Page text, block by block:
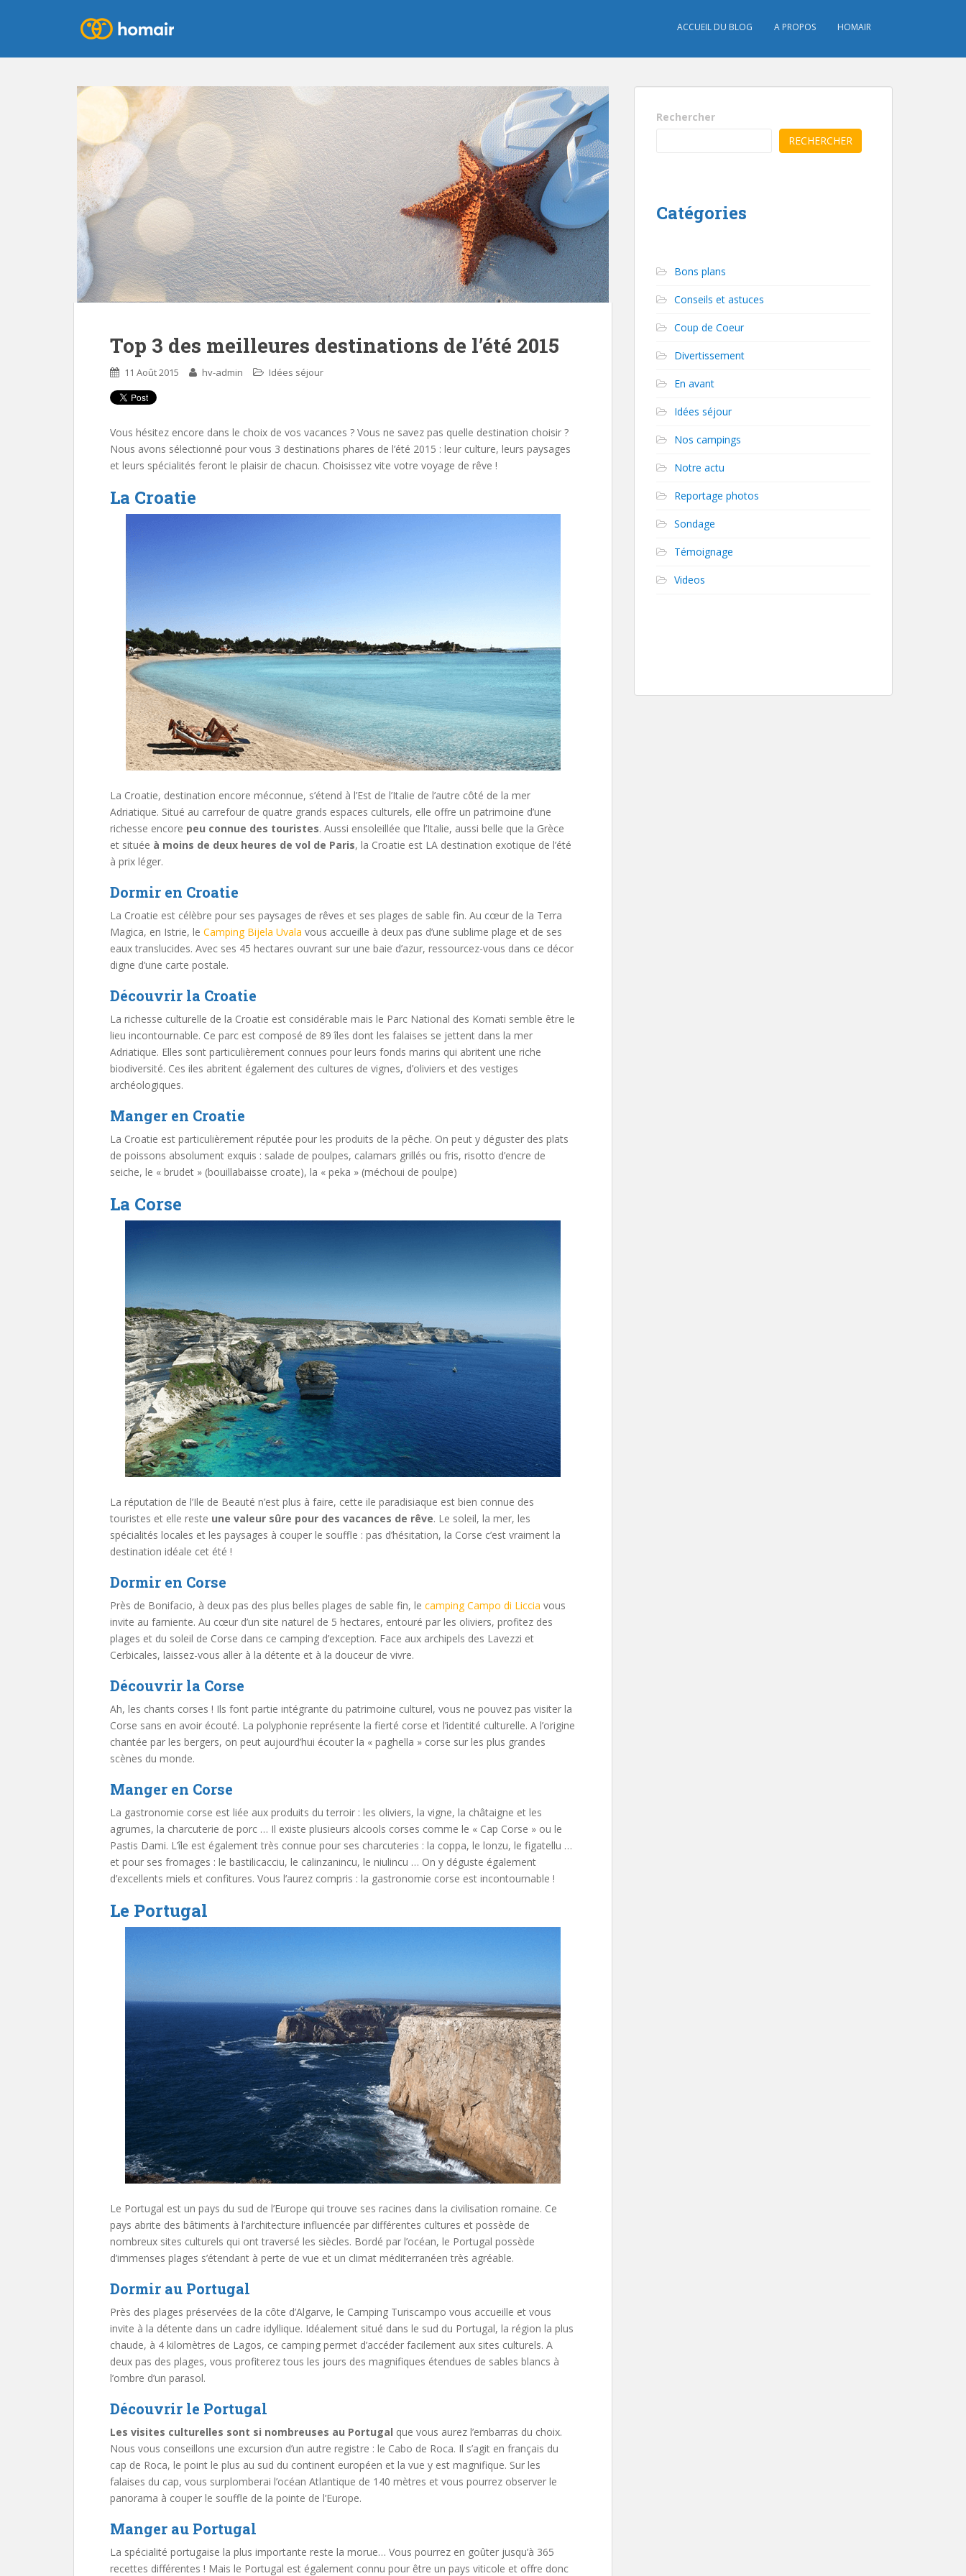
ACCUEIL DU BLOG A PROPOS HOMAIR
Top 3 des meilleures destinations de l’été 2015
11 Août 2015 hv-admin Idées séjour
Vous hésitez encore dans le choix de vos vacances ? Vous ne savez pas quelle destination choisir ?
Nous avons sélectionné pour vous 3 destinations phares de l’été 2015 : leur culture, leurs paysages
et leurs spécialités feront le plaisir de chacun. Choisissez vite votre voyage de rêve !
La Croatie
La Croatie, destination encore méconnue, s’étend à l’Est de l’Italie de l’autre côté de la mer
Adriatique. Situé au carrefour de quatre grands espaces culturels, elle offre un patrimoine d’une
richesse encore peu connue des touristes. Aussi ensoleillée que l’Italie, aussi belle que la Grèce
et située à moins de deux heures de vol de Paris, la Croatie est LA destination exotique de l’été
à prix léger.
Dormir en Croatie
La Croatie est célèbre pour ses paysages de rêves et ses plages de sable fin. Au cœur de la Terra
Magica, en Istrie, le Camping Bijela Uvala vous accueille à deux pas d’une sublime plage et de ses
eaux translucides. Avec ses 45 hectares ouvrant sur une baie d’azur, ressourcez-vous dans ce décor
digne d’une carte postale.
Découvrir la Croatie
La richesse culturelle de la Croatie est considérable mais le Parc National des Kornati semble être le
lieu incontournable. Ce parc est composé de 89 îles dont les falaises se jettent dans la mer
Adriatique. Elles sont particulièrement connues pour leurs fonds marins qui abritent une riche
biodiversité. Ces iles abritent également des cultures de vignes, d’oliviers et des vestiges
archéologiques.
Manger en Croatie
La Croatie est particulièrement réputée pour les produits de la pêche. On peut y déguster des plats
de poissons absolument exquis : salade de poulpes, calamars grillés ou fris, risotto d’encre de
seiche, le « brudet » (bouillabaisse croate), la « peka » (méchoui de poulpe)
La Corse
La réputation de l’Ile de Beauté n’est plus à faire, cette ile paradisiaque est bien connue des
touristes et elle reste une valeur sûre pour des vacances de rêve. Le soleil, la mer, les
spécialités locales et les paysages à couper le souffle : pas d’hésitation, la Corse c’est vraiment la
destination idéale cet été !
Dormir en Corse
Près de Bonifacio, à deux pas des plus belles plages de sable fin, le camping Campo di Liccia vous
invite au farniente. Au cœur d’un site naturel de 5 hectares, entouré par les oliviers, profitez des
plages et du soleil de Corse dans ce camping d’exception. Face aux archipels des Lavezzi et
Cerbicales, laissez-vous aller à la détente et à la douceur de vivre.
Découvrir la Corse
Ah, les chants corses ! Ils font partie intégrante du patrimoine culturel, vous ne pouvez pas visiter la
Corse sans en avoir écouté. La polyphonie représente la fierté corse et l’identité culturelle. A l’origine
chantée par les bergers, on peut aujourd’hui écouter la « paghella » corse sur les plus grandes
scènes du monde.
Manger en Corse
La gastronomie corse est liée aux produits du terroir : les oliviers, la vigne, la châtaigne et les
agrumes, la charcuterie de porc … Il existe plusieurs alcools corses comme le « Cap Corse » ou le
Pastis Dami. L’île est également très connue pour ses charcuteries : la coppa, le lonzu, le figatellu …
et pour ses fromages : le bastilicacciu, le calinzanincu, le niulincu … On y déguste également
d’excellents miels et confitures. Vous l’aurez compris : la gastronomie corse est incontournable !
Le Portugal
Le Portugal est un pays du sud de l’Europe qui trouve ses racines dans la civilisation romaine. Ce
pays abrite des bâtiments à l’architecture influencée par différentes cultures et possède de
nombreux sites culturels qui ont traversé les siècles. Bordé par l’océan, le Portugal possède
d’immenses plages s’étendant à perte de vue et un climat méditerranéen très agréable.
Dormir au Portugal
Près des plages préservées de la côte d’Algarve, le Camping Turiscampo vous accueille et vous
invite à la détente dans un cadre idyllique. Idéalement situé dans le sud du Portugal, la région la plus
chaude, à 4 kilomètres de Lagos, ce camping permet d’accéder facilement aux sites culturels. A
deux pas des plages, vous profiterez tous les jours des magnifiques étendues de sables blancs à
l’ombre d’un parasol.
Découvrir le Portugal
Les visites culturelles sont si nombreuses au Portugal que vous aurez l’embarras du choix.
Nous vous conseillons une excursion d’un autre registre : le Cabo de Roca. Il s’agit en français du
cap de Roca, le point le plus au sud du continent européen et la vue y est magnifique. Sur les
falaises du cap, vous surplomberai l’océan Atlantique de 140 mètres et vous pourrez observer le
panorama à couper le souffle de la pointe de l’Europe.
Manger au Portugal
La spécialité portugaise la plus importante reste la morue… Vous pourrez en goûter jusqu’à 365
recettes différentes ! Mais le Portugal est également connu pour être un pays viticole et offre donc
Rechercher
RECHERCHER
Catégories
Bons plans
Conseils et astuces
Coup de Coeur
Divertissement
En avant
Idées séjour
Nos campings
Notre actu
Reportage photos
Sondage
Témoignage
Videos